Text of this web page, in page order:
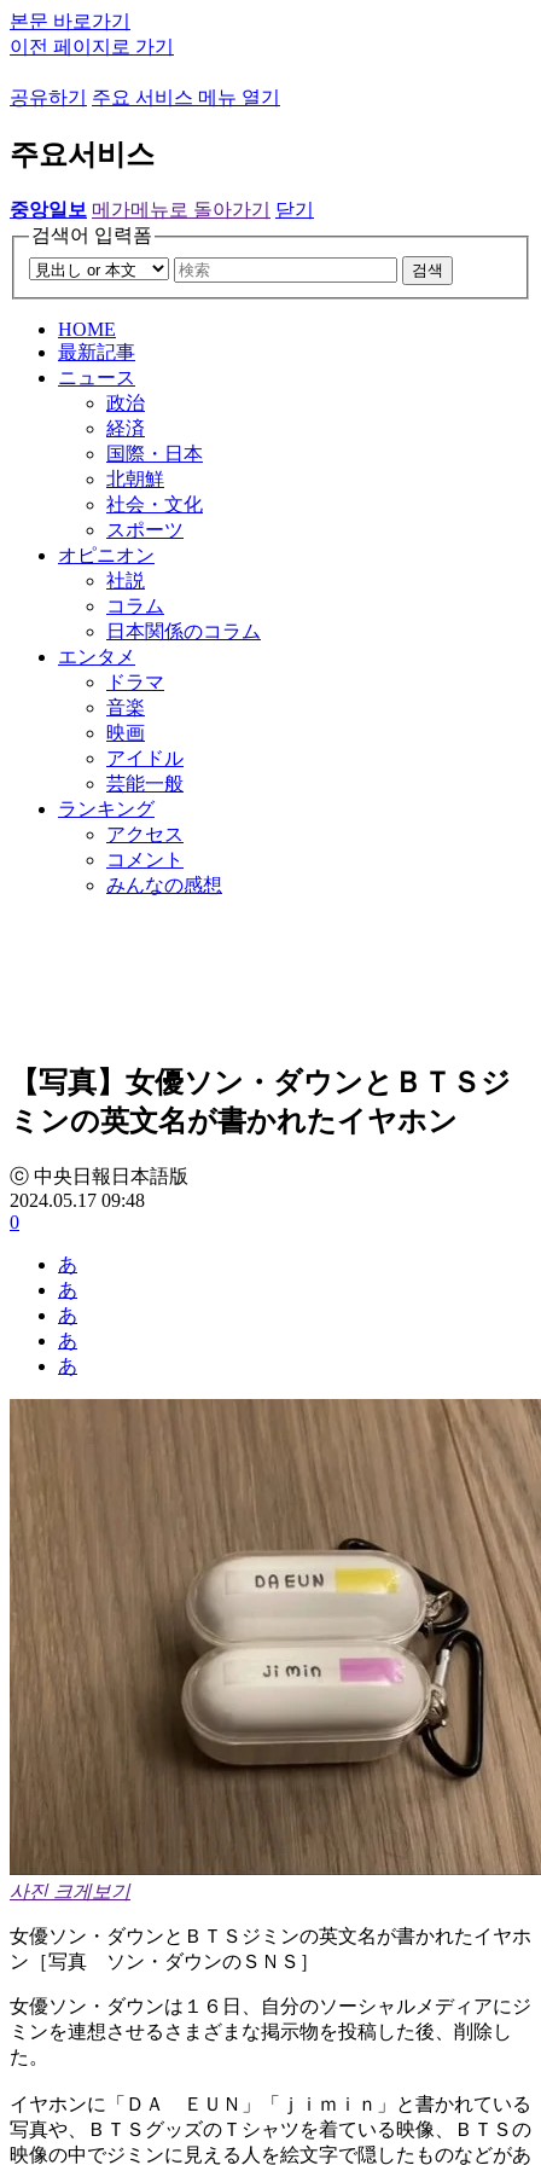
본문 바로가기
이전 페이지로 가기
공유하기 주요 서비스 메뉴 열기
주요서비스
중앙일보 메가메뉴로 돌아가기
닫기
검색어 입력폼
검색
HOME
最新記事
ニュース
政治
経済
国際・日本
北朝鮮
社会・文化
スポーツ
オピニオン
社説
コラム
日本関係のコラム
エンタメ
ドラマ
音楽
映画
アイドル
芸能一般
ランキング
アクセス
コメント
みんなの感想
【写真】女優ソン・ダウンとＢＴＳジ
ミンの英文名が書かれたイヤホン
ⓒ 中央日報日本語版
2024.05.17 09:48
0
あ
あ
あ
あ
あ
사진 크게보기
女優ソン・ダウンとＢＴＳジミンの英文名が書かれたイヤホ
ン［写真 ソン・ダウンのＳＮＳ］ ​
女優ソン・ダウンは１６日、自分のソーシャルメディアにジ
ミンを連想させるさまざまな掲示物を投稿した後、削除し
た。
​イヤホンに「ＤＡ ＥＵＮ」「ｊｉｍｉｎ」と書かれている
写真や、ＢＴＳグッズのＴシャツを着ている映像、ＢＴＳの
映像の中でジミンに見える人を絵文字で隠したものなどがあ